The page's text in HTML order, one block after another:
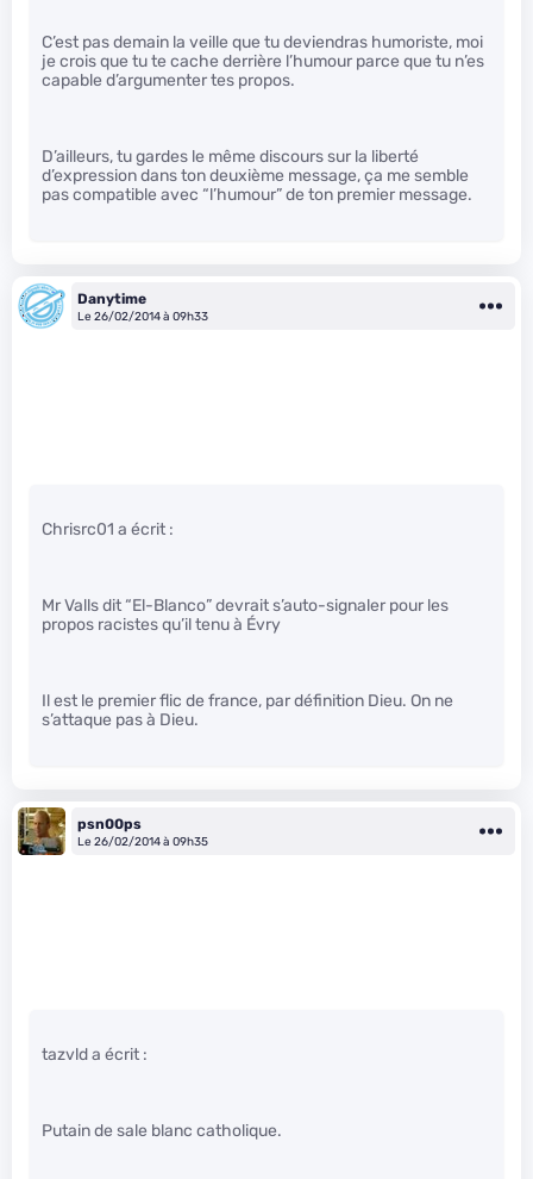
C’est pas demain la veille que tu deviendras humoriste, moi
je crois que tu te cache derrière l’humour parce que tu n’es
capable d’argumenter tes propos.
D’ailleurs, tu gardes le même discours sur la liberté
d’expression dans ton deuxième message, ça me semble
pas compatible avec “l’humour” de ton premier message.
Danytime
Le 26/02/2014 à 09h33
Chrisrc01 a écrit :
Mr Valls dit “El-Blanco” devrait s’auto-signaler pour les
propos racistes qu’il tenu à Évry
Il est le premier flic de france, par définition Dieu. On ne
s’attaque pas à Dieu.
psn00ps
Le 26/02/2014 à 09h35
tazvld a écrit :
Putain de sale blanc catholique.